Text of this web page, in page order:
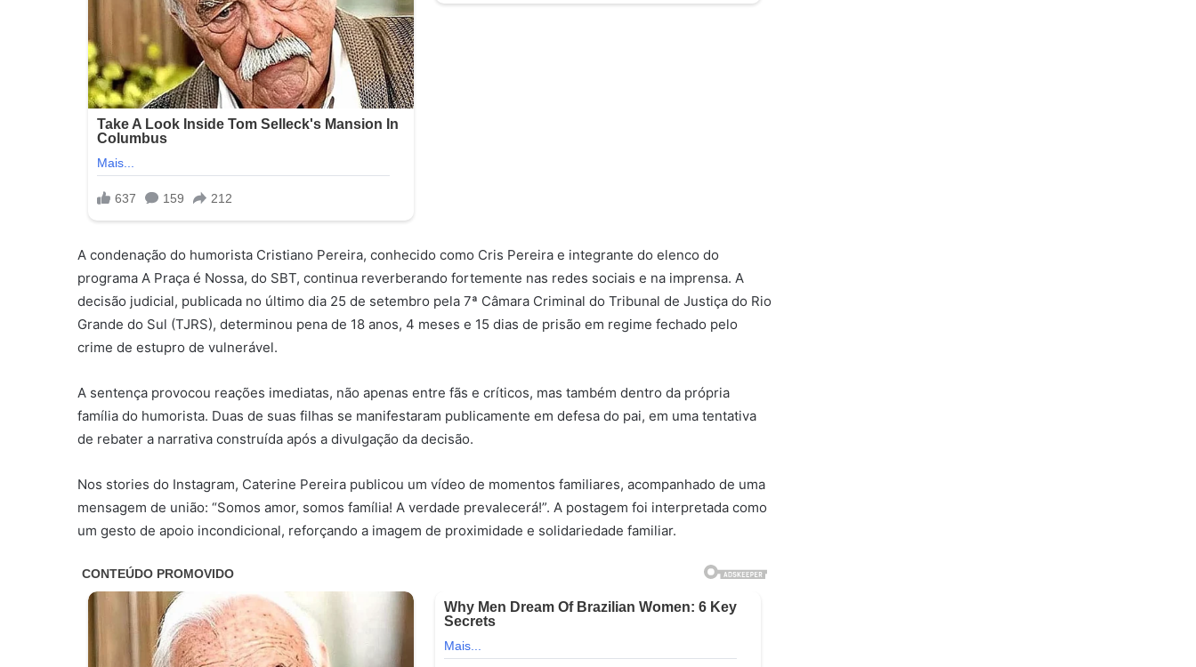
A condenação do humorista Cristiano Pereira, conhecido como Cris Pereira e integrante do elenco do
programa A Praça é Nossa, do SBT, continua reverberando fortemente nas redes sociais e na imprensa. A
decisão judicial, publicada no último dia 25 de setembro pela 7ª Câmara Criminal do Tribunal de Justiça do Rio
Grande do Sul (TJRS), determinou pena de 18 anos, 4 meses e 15 dias de prisão em regime fechado pelo
crime de estupro de vulnerável.
A sentença provocou reações imediatas, não apenas entre fãs e críticos, mas também dentro da própria
família do humorista. Duas de suas filhas se manifestaram publicamente em defesa do pai, em uma tentativa
de rebater a narrativa construída após a divulgação da decisão.
Nos stories do Instagram, Caterine Pereira publicou um vídeo de momentos familiares, acompanhado de uma
mensagem de união: “Somos amor, somos família! A verdade prevalecerá!”. A postagem foi interpretada como
um gesto de apoio incondicional, reforçando a imagem de proximidade e solidariedade familiar.